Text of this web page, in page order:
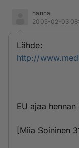
hanna
2005-02-03
Lähde:
http://
EU ajaa
[Miia Soininen